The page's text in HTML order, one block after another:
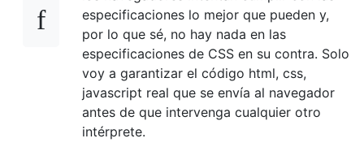
especificaciones lo mejor que pueden y,
por lo que sé, no hay nada en las
especificaciones de CSS en su contra. Solo
voy a garantizar el código html, css,
javascript real que se envía al navegador
antes de que intervenga cualquier otro
intérprete.